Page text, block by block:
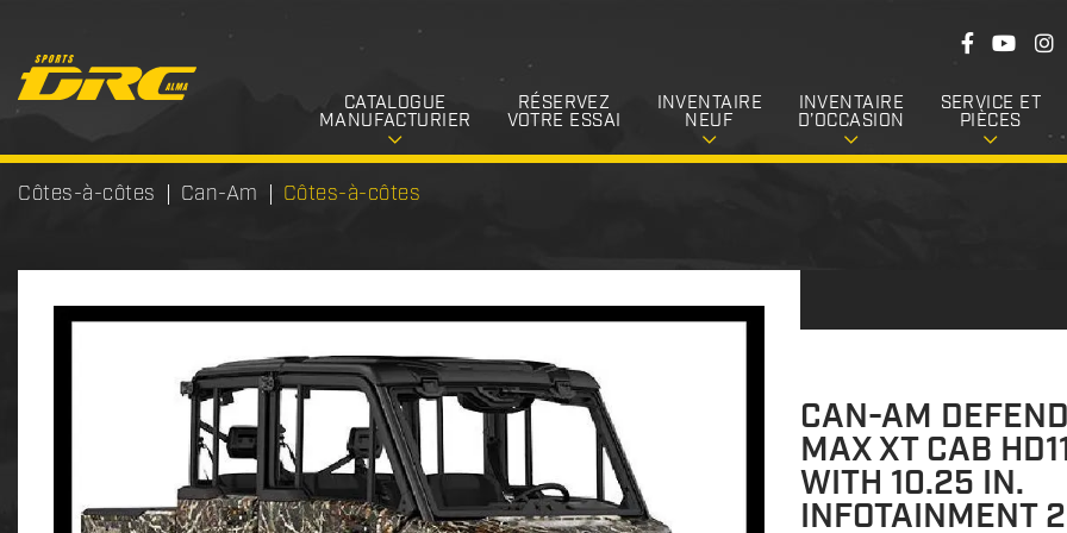
CATALOGUE
MANUFACTURIER
RÉSERVEZ
VOTRE ESSAI
INVENTAIRE
NEUF
INVENTAIRE
D’OCCASION
SERVICE ET
PIÈCES
S
i
v
e
z
F
e
b
o
k
Y
T
u
b
e
I
t
a
Côtes-à-côtes Can-Am Côtes-à-côtes
CAN-AM
MAX XT CAB
WITH 10.25 IN.
INFOTAINMENT